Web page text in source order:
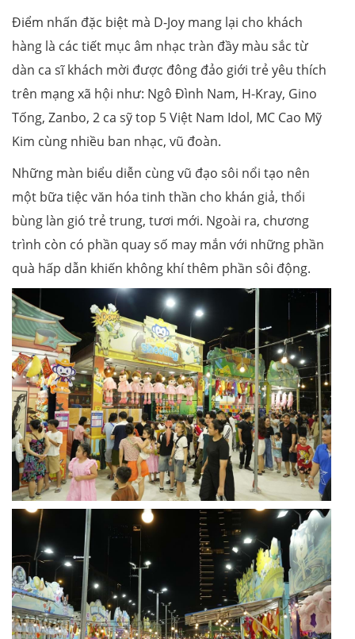
Điểm nhấn đặc biệt mà D-Joy mang lại cho khách
hàng là các tiết mục âm nhạc tràn đầy màu sắc từ
dàn ca sĩ khách mời được đông đảo giới trẻ yêu thích
trên mạng xã hội như: Ngô Đình Nam, H-Kray, Gino
Tống, Zanbo, 2 ca sỹ top 5 Việt Nam Idol, MC Cao Mỹ
Kim cùng nhiều ban nhạc, vũ đoàn.
Những màn biểu diễn cùng vũ đạo sôi nổi tạo nên
một bữa tiệc văn hóa tinh thần cho khán giả, thổi
bùng làn gió trẻ trung, tươi mới. Ngoài ra, chương
trình còn có phần quay số may mắn với những phần
quà hấp dẫn khiến không khí thêm phần sôi động.